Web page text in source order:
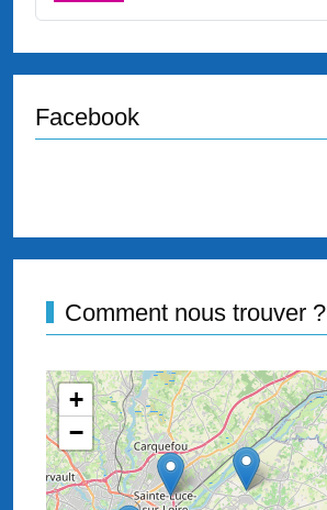
Facebook
Comment nous trouver ?
+
−